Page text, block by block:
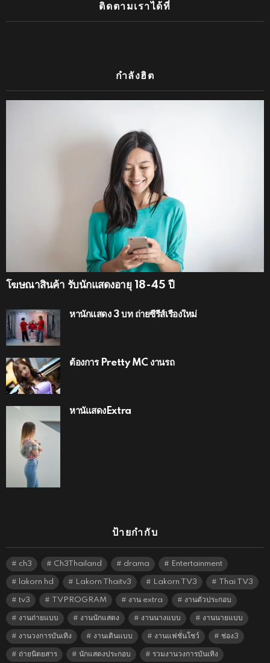
ติดตามเราได้ที่
กำลังฮิต
โฆษณาสินค้า รับนักแสดงอายุ 18-45 ปี
หานักแสดง 3 บท ถ่ายซีรีส์เรื่องใหม่
ต้องการ Pretty MC งานรถ
หานัแสดงExtra
ป้ายกำกับ
ch3 Ch3Thailand drama Entertainment
lakorn hd Lakorn Thaitv3 Lakorn TV3 Thai TV3
tv3 TVPROGRAM งาน extra งานตัวประกอบ
งานถ่ายแบบ งานนักแสดง งานนางแบบ งานนายแบบ
งานวงการบันเทิง งานเดินแบบ งานแฟชั่นโชว์ ช่อง3
ถ่ายนิตยสาร นักแสดงประกอบ รวมงานวงการบันเทิง